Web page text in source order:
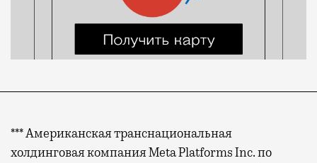
*** Американская транснациональная
холдинговая компания Meta Platforms Inc. по